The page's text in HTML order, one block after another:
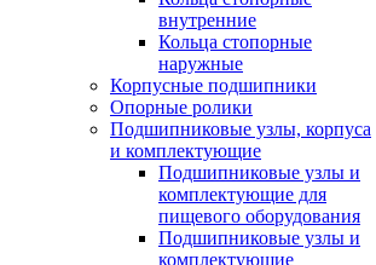
внутренние
Кольца стопорные
наружные
Корпусные подшипники
Опорные ролики
Подшипниковые узлы, корпуса
и комплектующие
Подшипниковые узлы и
комплектующие для
пищевого оборудования
Подшипниковые узлы и
комплектующие